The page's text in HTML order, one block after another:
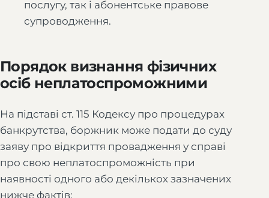
послугу, так і абонентське правове
супроводження.
Порядок визнання фізичних
осіб неплатоспроможними
На підставі ст. 115 Кодексу про процедурах
банкрутства, боржник може подати до суду
заяву про відкриття провадження у справі
про свою неплатоспроможність при
наявності одного або декількох зазначених
нижче фактів: